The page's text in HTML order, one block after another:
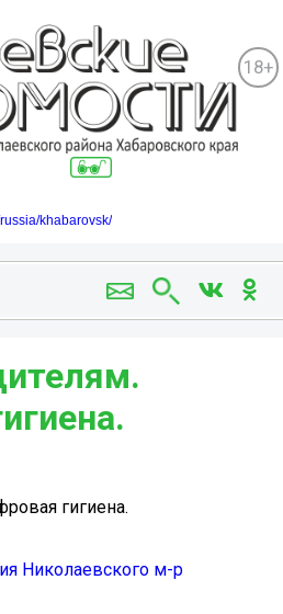
18+
khabarovsk/
гигиена.
Николаевского м-р